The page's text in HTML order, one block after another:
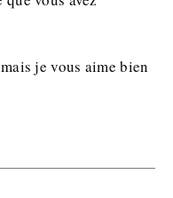
je vous aime bien